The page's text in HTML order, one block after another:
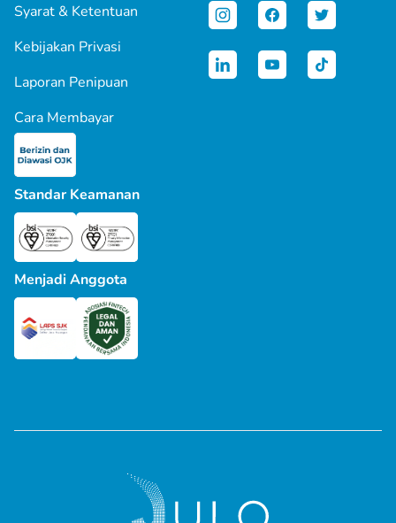
Syarat & Ketentuan
Kebijakan Privasi
Laporan Penipuan
Cara Membayar
Standar Keamanan
Menjadi Anggota